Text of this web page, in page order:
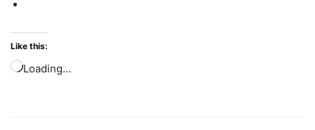
Like this:
Loading…